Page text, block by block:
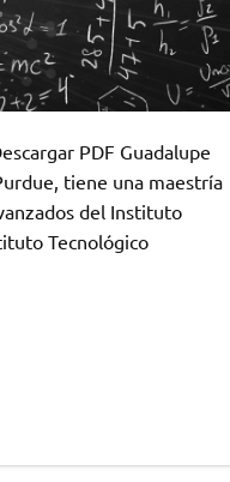
PDF Guadalupe
tiene una maestría
del Instituto
Tecnológico